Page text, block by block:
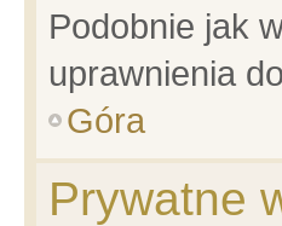
Podobnie jak
uprawnienia
Góra
Prywatne